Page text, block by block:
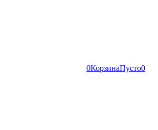
0КорзинаПусто0